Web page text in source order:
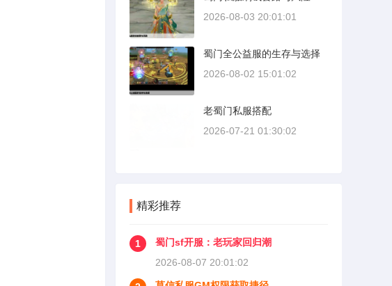
2026-08-03 20:01:01
蜀门全公益服的生存与选择
2026-08-02 15:01:02
老蜀门私服搭配
2026-07-21 01:30:02
精彩推荐
1
蜀门sf开服：老玩家回归潮
2026-08-07 20:01:02